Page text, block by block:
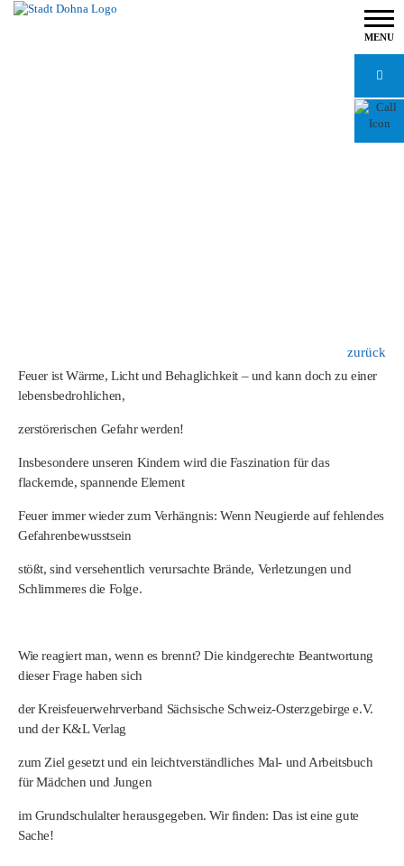
MENU
zurück
Feuer ist Wärme, Licht und Behaglichkeit – und kann doch zu einer
lebensbedrohlichen,
zerstörerischen Gefahr werden!
Insbesondere unseren Kindern wird die Faszination für das
flackernde, spannende Element
Feuer immer wieder zum Verhängnis: Wenn Neugierde auf fehlendes
Gefahrenbewusstsein
stößt, sind versehentlich verursachte Brände, Verletzungen und
Schlimmeres die Folge.
Wie reagiert man, wenn es brennt? Die kindgerechte Beantwortung
dieser Frage haben sich
der Kreisfeuerwehrverband Sächsische Schweiz-Osterzgebirge e.V.
und der K&L Verlag
zum Ziel gesetzt und ein leichtverständliches Mal- und Arbeitsbuch
für Mädchen und Jungen
im Grundschulalter herausgegeben. Wir finden: Das ist eine gute
Sache!